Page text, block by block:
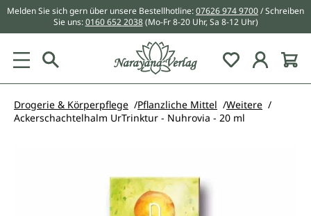
springen
Melden Sie sich gern über unsere Bestellhotline:07626 974 9700/ Schreiben
Sie uns:0160 652 2038 (Mo-Fr 8-20 Uhr, Sa 8-12 Uhr)
Du hast 0
Drogerie & Körperpflege Pflanzliche Mittel
Weitere
Ackerschachtelhalm UrTrinktur - Nuhrovia - 20 ml